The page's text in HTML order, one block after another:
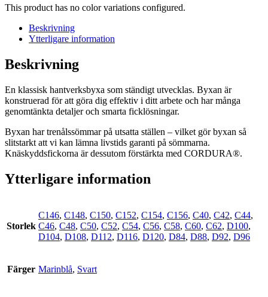
This product has no color variations configured.
Beskrivning
Ytterligare information
Beskrivning
En klassisk hantverksbyxa som ständigt utvecklas. Byxan är
konstruerad för att göra dig effektiv i ditt arbete och har många
genomtänkta detaljer och smarta ficklösningar.
Byxan har trenålssömmar på utsatta ställen – vilket gör byxan så
slitstarkt att vi kan lämna livstids garanti på sömmarna.
Knäskyddsfickorna är dessutom förstärkta med CORDURA®.
Ytterligare information
Storlek
C146, C148, C150, C152, C154, C156, C40, C42, C44,
C46, C48, C50, C52, C54, C56, C58, C60, C62, D100,
D104, D108, D112, D116, D120, D84, D88, D92, D96
Färger Marinblå, Svart